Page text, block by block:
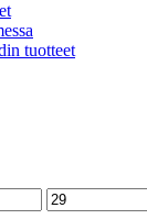
tuotteet